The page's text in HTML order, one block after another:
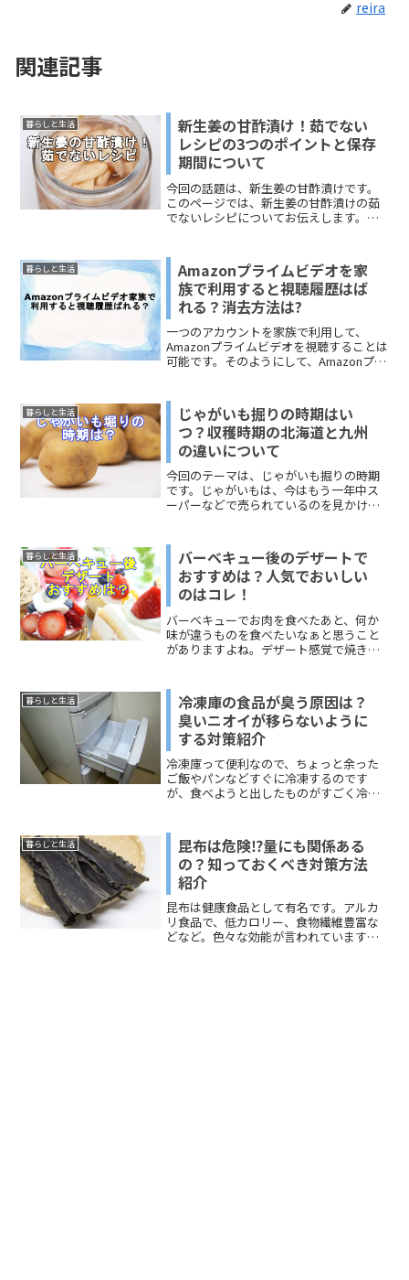
reira
関連記事
暮らしと生活
新生姜の甘酢漬け！茹でない
レシピの3つのポイントと保存
期間について
今回の話題は、新生姜の甘酢漬けです。
このページでは、新生姜の甘酢漬けの茹
でないレシピについてお伝えします。新
がまったく異なります。茹でるレシピと
茹でないレシピの差は、漬けておく時間
の長さと新生姜の食感でしょう。茹でる
と新生姜が水分を吸うことになるので、
茹でないで甘酢漬けにした新生姜のほう
がおいしいという人もいます。保存期間
についても、さまざま。レシピでは、お
おまかな目安で紹介されています。それ
ぞご覧ください。
暮らしと生活
Amazonプライムビデオを家
族で利用すると視聴履歴はば
れる？消去方法は?
一つのアカウントを家族で利用して、
Amazonプライムビデオを視聴することは
可能です。そのようにして、Amazonプラ
られたくない」ということ。これは誰も
が思うことでしょう。今回は、「Amazon
プライムビデオを家族で利用すると視聴
履歴はばれる？」という心配について解
いていきます。どうぞご覧ください。
暮らしと生活
じゃがいも掘りの時期はい
つ？収穫時期の北海道と九州
の違いについて
今回のテーマは、じゃがいも掘りの時期
です。じゃがいもは、今はもう一年中ス
ーパーなどで売られているのを見かけま
いのか？ということです。このページで
は、「じゃがいも掘りの時...
暮らしと生活
バーベキュー後のデザートで
おすすめは？人気でおいしい
のはコレ！
バーベキューでお肉を食べたあと、何か
味が違うものを食べたいなぁと思うこと
がありますよね。デザート感覚で焼きマ
のおすすめ、人気なもの、もうひと工夫
したい人に焼いてもおいしい...
暮らしと生活
冷凍庫の食品が臭う原因は？
臭いニオイが移らないように
する対策紹介
冷凍庫って便利なので、ちょっと余った
ご飯やパンなどすぐに冷凍するのです
が、食べようと出したものがすごく冷凍
実家の冷凍庫はとっても臭い！！しか
も、買ってそんなに年数もたっ...
暮らしと生活
昆布は危険⁉量にも関係ある
の？知っておくべき対策方法
紹介
昆布は健康食品として有名です。アルカ
リ食品で、低カロリー、食物繊維豊富な
どなど。色々な効能が言われています。